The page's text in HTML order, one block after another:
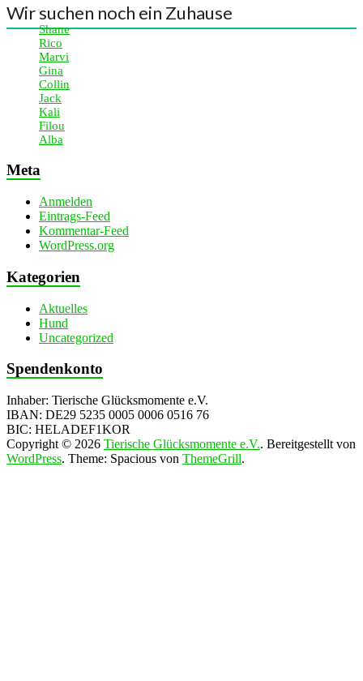
Wir suchen noch ein Zuhause
Shane
Rico
Marvi
Gina
Collin
Jack
Kali
Filou
Alba
Meta
Anmelden
Eintrags-Feed
Kommentar-Feed
WordPress.org
Kategorien
Aktuelles
Hund
Uncategorized
Spendenkonto
Inhaber: Tierische Glücksmomente e.V.
IBAN: DE29 5235 0005 0006 0516 76
BIC: HELADEF1KOR
Copyright © 2026 Tierische Glücksmomente e.V.. Bereitgestellt von
WordPress. Theme: Spacious von ThemeGrill.